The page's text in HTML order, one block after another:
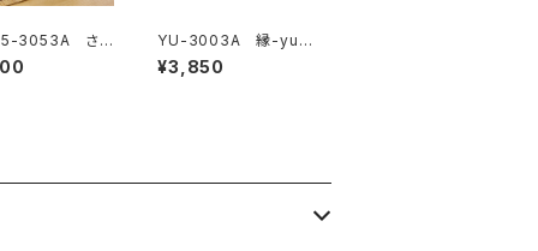
3053A さざ
麺セット ブル
ト
YU-3003A 縁-yuk
ari- 五様小皿揃
¥3,850